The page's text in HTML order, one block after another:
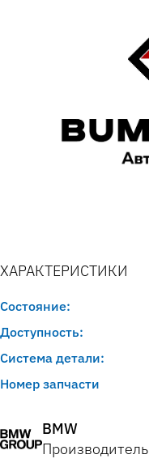
ХАРАКТЕРИСТИКИ
Состояние:
Доступность:
Система детали:
Номер запчасти
BMW
Производитель